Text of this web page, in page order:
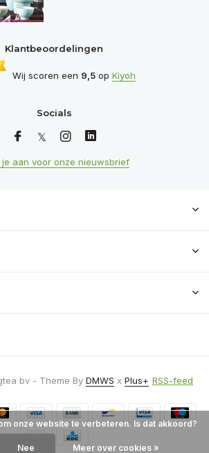
Klantbeoordelingen
Wij scoren een 9,5op Kiyoh
Socials
je aan voor onze nieuwsbrief
bv - Theme By DMWS x Plus+ RSS-feed
onze website te verbeteren. Is dat akkoord?
Nee Meer over cookies »